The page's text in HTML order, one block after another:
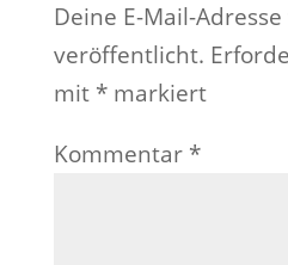
Deine E-Mail-
veröffentlicht.
mit *markiert
Kommentar *